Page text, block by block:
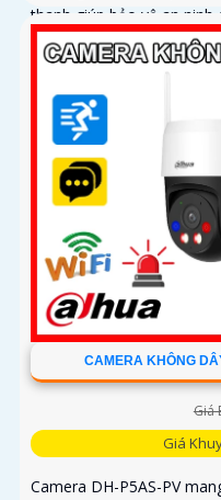
thanh giúp bảo vệ an ninh
CAMERA KHÔNG
Giá
Giá
Camera DH-P5AS-PV